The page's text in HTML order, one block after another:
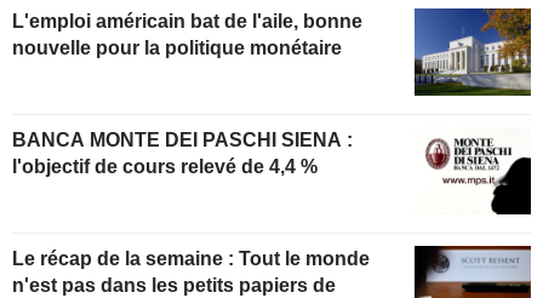
L'emploi américain bat de l'aile, bonne
nouvelle pour la politique monétaire
BANCA MONTE DEI PASCHI SIENA :
l'objectif de cours relevé de 4,4 %
Le récap de la semaine : Tout le monde
n'est pas dans les petits papiers de